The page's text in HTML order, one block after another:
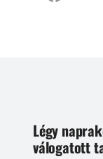
Légy
válogatott